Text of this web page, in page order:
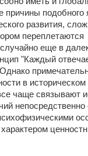
причины подобного
развития,
переплетаются
еще в
"Каждый
в
чаще связывают
характером